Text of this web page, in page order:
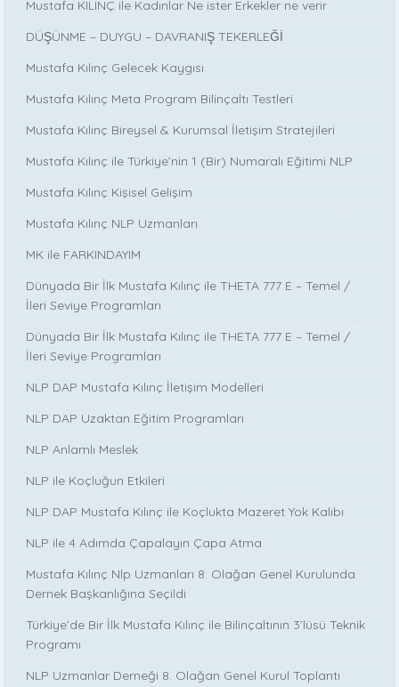
Mustafa KILINÇ ile Kadınlar Ne ister Erkekler ne verir
DÜŞÜNME – DUYGU – DAVRANIŞ TEKERLEĞİ
Mustafa Kılınç Gelecek Kaygısı
Mustafa Kılınç Meta Program Bilinçaltı Testleri
Mustafa Kılınç Bireysel & Kurumsal İletişim Stratejileri
Mustafa Kılınç ile Türkiye’nin 1 (Bir) Numaralı Eğitimi NLP
Mustafa Kılınç Kişisel Gelişim
Mustafa Kılınç NLP Uzmanları
MK ile FARKINDAYIM
Dünyada Bir İlk Mustafa Kılınç ile THETA 777 E – Temel /
İleri Seviye Programları
Dünyada Bir İlk Mustafa Kılınç ile THETA 777 E – Temel /
İleri Seviye Programları
NLP DAP Mustafa Kılınç İletişim Modelleri
NLP DAP Uzaktan Eğitim Programları
NLP Anlamlı Meslek
NLP ile Koçluğun Etkileri
NLP DAP Mustafa Kılınç ile Koçlukta Mazeret Yok Kalıbı
NLP ile 4 Adımda Çapalayın Çapa Atma
Mustafa Kılınç Nlp Uzmanları 8. Olağan Genel Kurulunda
Dernek Başkanlığına Seçildi
Türkiye’de Bir İlk Mustafa Kılınç ile Bilinçaltının 3’lüsü Teknik
Programı
NLP Uzmanlar Derneği 8. Olağan Genel Kurul Toplantı